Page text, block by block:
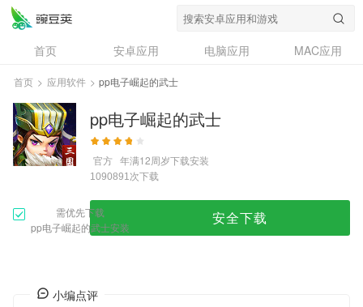
首页 安卓应用 电脑应用
MAC应用
资讯
专题
问答
首页 > 应用软件 > pp电子崛起的武士
pp电子崛起的武士
官方 年满12周岁下载安装
1090891次下载
需优先下载
pp电子崛起的武士安装
安全下载
小编点评